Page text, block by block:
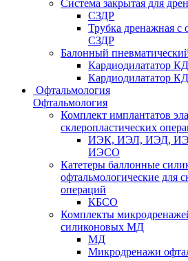
Система закрытая для
СЗДР
Трубка дренажная с
СЗДР
Балонный
Кардиодилататор КД
Кардиодилататор
Офтальмология
Офтальмология
Комплект имплантатов
склеропластических
ИЭК, ИЭЛ, ИЭД,
ИЭСО
Катетеры баллонные
офтальмологические для
операций
КБСО
Комплекты
силиконовых МД
МД
Микродренажи